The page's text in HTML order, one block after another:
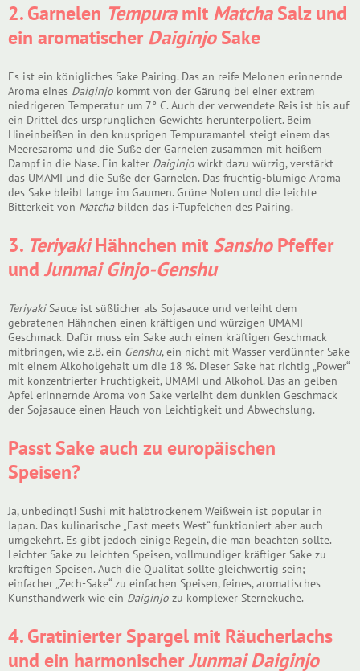
2. Garnelen Tempuramit MatchaSalz und
ein aromatischerDaiginjoSake
Es ist ein königliches Sake Pairing. Das an reife Melonen erinnernde
Aroma eines Daiginjo kommt von der Gärung bei einer extrem
niedrigeren Temperatur um 7° C. Auch der verwendete Reis ist bis auf
ein Drittel des ursprünglichen Gewichts herunterpoliert. Beim
Hineinbeißen in den knusprigen Tempuramantel steigt einem das
Meeresaroma und die Süße der Garnelen zusammen mit heißem
Dampf in die Nase. Ein kalter Daiginjo wirkt dazu würzig, verstärkt
das UMAMI und die Süße der Garnelen. Das fruchtig-blumige Aroma
des Sake bleibt lange im Gaumen. Grüne Noten und die leichte
Bitterkeit von Matchabilden das i-Tüpfelchen des Pairing.
3. TeriyakiHähnchen mit SanshoPfeffer
undJunmai Ginjo-Genshu
TeriyakiSauce ist süßlicher als Sojasauce und verleiht dem
gebratenen Hähnchen einen kräftigen und würzigen UMAMI-
Geschmack. Dafür muss ein Sake auch einen kräftigen Geschmack
mitbringen, wie z.B. ein Genshu, ein nicht mit Wasser verdünnter Sake
mit einem Alkoholgehalt um die 18 %. Dieser Sake hat richtig „Power“
mit konzentrierter Fruchtigkeit, UMAMI und Alkohol. Das an gelben
Apfel erinnernde Aroma von Sake verleiht dem dunklen Geschmack
der Sojasauce einen Hauch von Leichtigkeit und Abwechslung.
Passt Sake auch zu europäischen
Speisen?
Ja, unbedingt! Sushi mit halbtrockenem Weißwein ist populär in
Japan. Das kulinarische „East meets West“ funktioniert aber auch
umgekehrt. Es gibt jedoch einige Regeln, die man beachten sollte.
Leichter Sake zu leichten Speisen, vollmundiger kräftiger Sake zu
kräftigen Speisen. Auch die Qualität sollte gleichwertig sein;
einfacher „Zech-Sake“ zu einfachen Speisen, feines, aromatisches
Kunsthandwerk wie ein Daiginjo zu komplexer Sterneküche.
4. Gratinierter Spargel mit Räucherlachs
und ein harmonischerJunmai Daiginjo